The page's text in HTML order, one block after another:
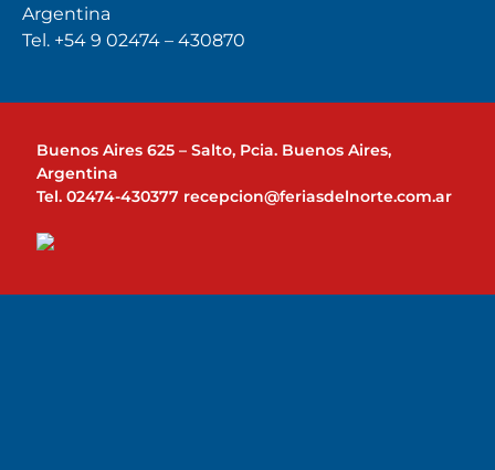
Argentina
Tel. +54 9 02474 – 430870
Buenos Aires 625 – Salto, Pcia. Buenos Aires,
Argentina
Tel. 02474-430377 recepcion@feriasdelnorte.com.ar